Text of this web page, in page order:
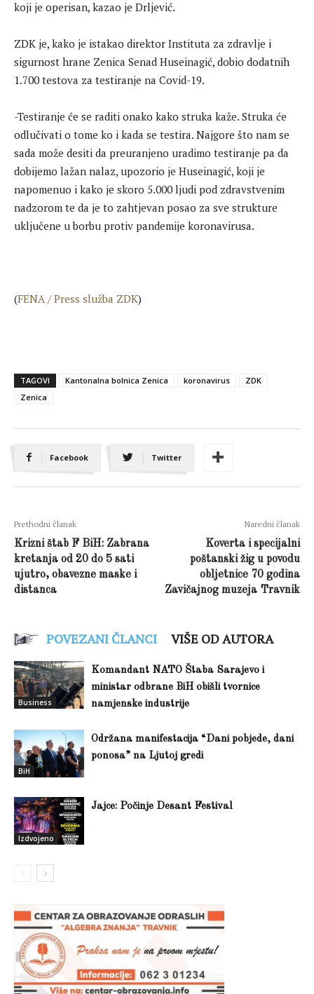
koji je operisan, kazao je Drljević.
ZDK je, kako je istakao direktor Instituta za zdravlje i
sigurnost hrane Zenica Senad Huseinagić, dobio dodatnih
1.700 testova za testiranje na Covid-19.
-Testiranje će se raditi onako kako struka kaže. Struka će
odlučivati o tome ko i kada se testira. Najgore što nam se
sada može desiti da preuranjeno uradimo testiranje pa da
dobijemo lažan nalaz, upozorio je Huseinagić, koji je
napomenuo i kako je skoro 5.000 ljudi pod zdravstvenim
nadzorom te da je to zahtjevan posao za sve strukture
uključene u borbu protiv pandemije koronavirusa.
(FENA / Press služba ZDK)
TAGOVI Kantonalna bolnica Zenica koronavirus
ZDK
Zenica
Facebook Twitter
Prethodni članak
Krizni štab F BiH: Zabrana
kretanja od 20 do 5 sati
ujutro, obavezne maske i
distanca
Naredni članak
Koverta i specijalni
poštanski žig u povodu
obljetnice 70 godina
Zavičajnog muzeja Travnik
POVEZANI ČLANCI VIŠE OD AUTORA
Business
Komandant NATO Štaba Sarajevo i
ministar odbrane BiH obišli tvornice
namjenske industrije
BiH
Održana manifestacija “Dani pobjede, dani
ponosa” na Ljutoj gredi
Izdvojeno
Jajce: Počinje Desant Festival